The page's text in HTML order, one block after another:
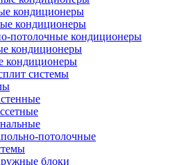
кондиционеры
кондиционеры
потолочные кондиционеры
кондиционеры
кондиционеры
системы
потолочные
блоки